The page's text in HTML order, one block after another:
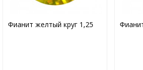
Фианит желтый круг 1,25